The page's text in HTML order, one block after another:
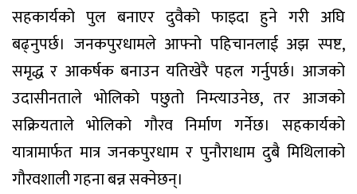
सहकार्यको पुल बनाएर दुवैको फाइदा हुने गरी अघि
बढ्नुपर्छ। जनकपुरधामले आफ्नो पहिचानलाई अझ स्पष्ट,
समृद्ध र आकर्षक बनाउन यतिखेरै पहल गर्नुपर्छ। आजको
उदासीनताले भोलिको पछुतो निम्त्याउनेछ, तर आजको
सक्रियताले भोलिको गौरव निर्माण गर्नेछ। सहकार्यको
यात्रामार्फत मात्र जनकपुरधाम र पुनौराधाम दुबै मिथिलाको
गौरवशाली गहना बन्न सक्नेछन्।